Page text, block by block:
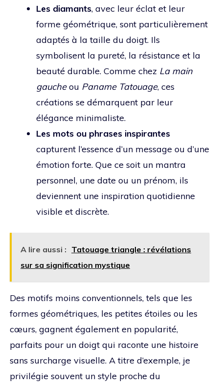
Les diamants, avec leur éclat et leur
forme géométrique, sont particulièrement
adaptés à la taille du doigt. Ils
symbolisent la pureté, la résistance et la
beauté durable. Comme chez La main
gaucheou Paname Tatouage, ces
créations se démarquent par leur
élégance minimaliste.
Les mots ou phrases inspirantes
capturent l’essence d’un message ou d’une
émotion forte. Que ce soit un mantra
personnel, une date ou un prénom, ils
deviennent une inspiration quotidienne
visible et discrète.
A lire aussi : Tatouage triangle : révélations
sur sa signification mystique
Des motifs moins conventionnels, tels que les
formes géométriques, les petites étoiles ou les
cœurs, gagnent également en popularité,
parfaits pour un doigt qui raconte une histoire
sans surcharge visuelle. A titre d’exemple, je
privilégie souvent un style proche du